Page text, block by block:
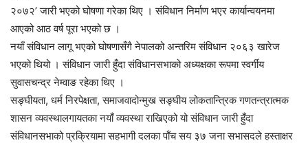
२०७२’ जारी भएको घोषणा गरेका थिए । संविधान निर्माण भएर कार्यान्वयनमा
आएको आठ वर्ष पूरा भएको छ ।
नयाँ संविधान लागू भएको घोषणासँगै नेपालको अन्तरिम संविधान २०६३ खारेज
भएको थियो । संविधान जारी हुँदा संविधानसभाको अध्यक्षका रूपमा स्वर्गीय
सुवासचन्द्र नेम्वाङ रहेका थिए ।
सङ्घीयता, धर्म निरपेक्षता, समाजवादोन्मुख सङ्घीय लोकतान्त्रिक गणतन्त्रात्मक
शासन व्यवस्थालगायतका नयाँ व्यवस्था राखिएको यो संविधान जारी हुँदा
संविधानसभाको प्रक्रियामा सहभागी दलका पाँच सय ३७ जना सभासदले हस्ताक्षर